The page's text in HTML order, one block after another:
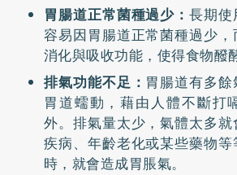
胃腸道正常菌種過少：長期使
容易因胃腸道正常菌種過少
消化與吸收功能，使得食物醱
排氣功能不足： 胃腸道有多
胃道蠕動，藉由人體不斷打
外。排氣量太少，氣體太多
疾病、年齡老化或某些藥物
時，就會造成胃脹氣。